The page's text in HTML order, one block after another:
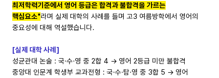
최저학력기준에서 영어 등급은 합격과 불합격을 가르는
핵심요소"라며 실제 대학의 사례를 들며 고3 여름방학에서 영어의
중요성에 대해 역설했습니다.
[실제 대학 사례]
성균관대 논술 : 국·수·영 중 2합 4 → 영어 2등급 미만 불합격
중앙대 인문계 학생부 교과전형 : 국·수·탐·영 중 3합 5 → 영어